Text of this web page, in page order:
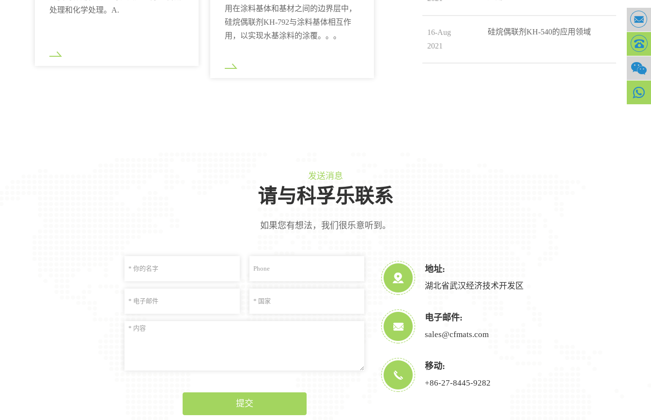
处理和化学处理。A.
用在涂料基体和基材之间的边界层中，
硅烷偶联剂KH-792与涂料基体相互作
用，以实现水基涂料的涂覆。。。
16-Aug
2021
硅烷偶联剂KH-540的应用领域
发送消息
请与科孚乐联系
如果您有想法，我们很乐意听到。
提交
地址:
湖北省武汉经济技术开发区
电子邮件:
sales@cfmats.com
移动:
+86-27-8445-9282